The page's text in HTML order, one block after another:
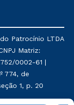
bolsas
efetivado
sua
Cruzeiro do
Tais
de Medicina, e
Patrocínio LTDA
Matriz:
0002-61 |
774, de
1, p. 20